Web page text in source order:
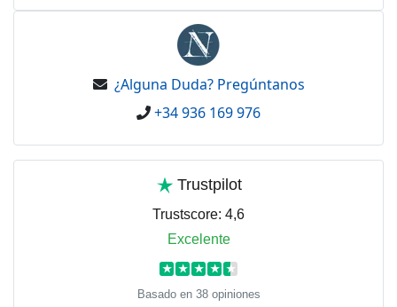
¿Alguna Duda? Pregúntanos
+34 936 169 976
Trustpilot
Trustscore: 4,6
Excelente
★ ★ ★ ★ ★
Basado en 38 opiniones